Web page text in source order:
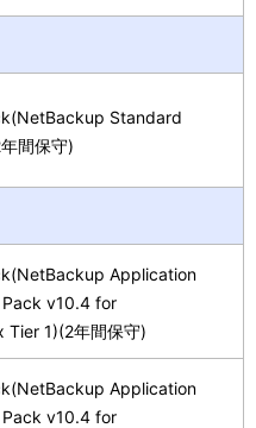
Standard
間保守)
Application
v10.4 for
Tier 1)(2年間保守)
Application
v10.4 for